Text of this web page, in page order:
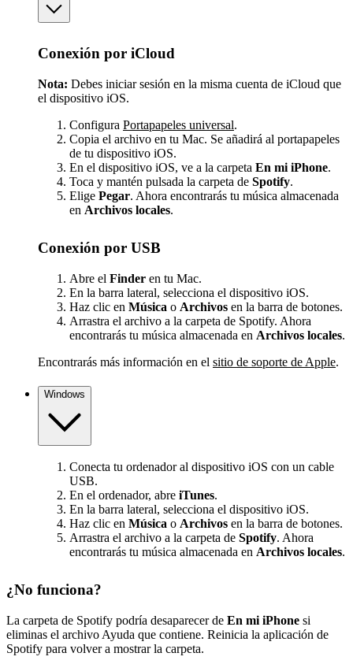
Conexión por iCloud
Nota: Debes iniciar sesión en la misma cuenta de iCloud que
el dispositivo iOS.
Configura Portapapeles universal.
Copia el archivo en tu Mac. Se añadirá al portapapeles
de tu dispositivo iOS.
En el dispositivo iOS, ve a la carpeta En mi iPhone.
Toca y mantén pulsada la carpeta de Spotify.
Elige Pegar. Ahora encontrarás tu música almacenada
en Archivos locales.
Conexión por USB
Abre el Finder en tu Mac.
En la barra lateral, selecciona el dispositivo iOS.
Haz clic en Música o Archivos en la barra de botones.
Arrastra el archivo a la carpeta de Spotify. Ahora
encontrarás tu música almacenada en Archivos locales.
Encontrarás más información en el sitio de soporte de Apple.
Windows
Conecta tu ordenador al dispositivo iOS con un cable
USB.
En el ordenador, abre iTunes.
En la barra lateral, selecciona el dispositivo iOS.
Haz clic en Música o Archivos en la barra de botones.
Arrastra el archivo a la carpeta de Spotify. Ahora
encontrarás tu música almacenada en Archivos locales.
¿No funciona?
La carpeta de Spotify podría desaparecer de En mi iPhone si
eliminas el archivo Ayuda que contiene. Reinicia la aplicación de
Spotify para volver a mostrar la carpeta.